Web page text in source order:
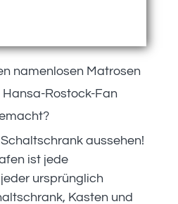
namenlosen Matrosen
Hansa-Rostock-Fan
aussehen!
ist jede
ursprünglich
Kasten und